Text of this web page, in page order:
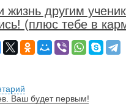
жизнь другим
(плюс тебе в
Ваш будет первым!